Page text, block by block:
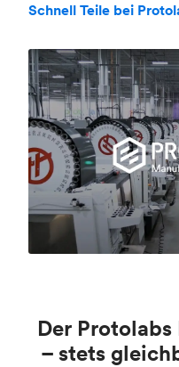
Schnell Teile bei
Der
– stets